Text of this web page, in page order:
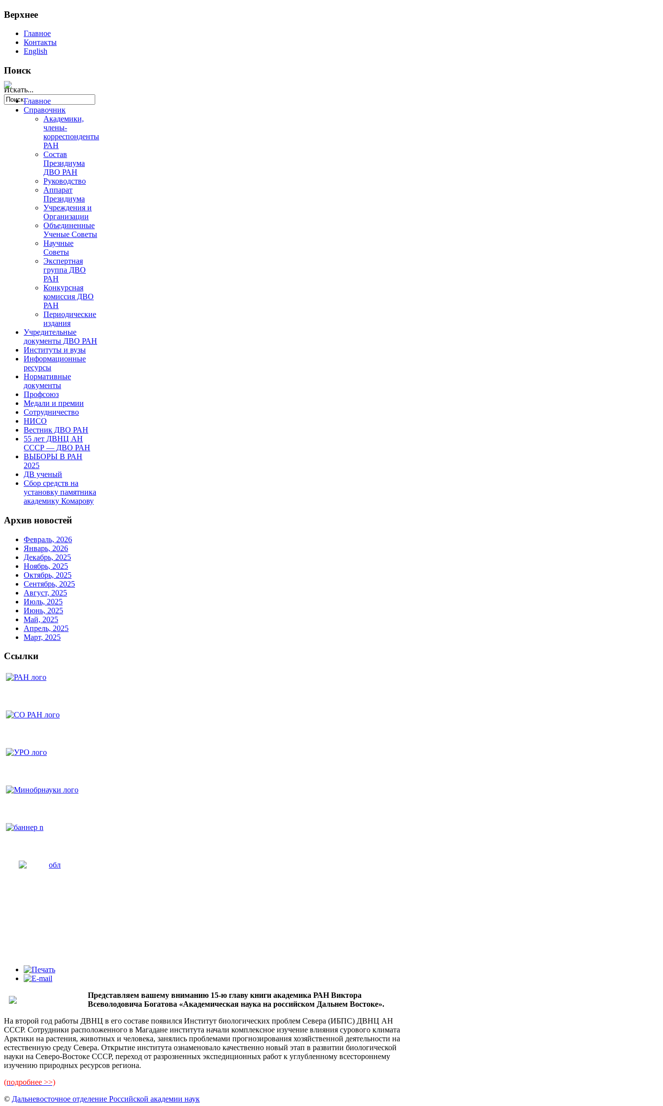
Верхнее
Главное
Контакты
English
Поиск
Искать...
Главное
Справочник
Академики,
члены-
корреспонденты
РАН
Состав
Президиума
ДВО РАН
Руководство
Аппарат
Президиума
Учреждения и
Организации
Объединенные
Ученые Советы
Научные
Советы
Экспертная
группа ДВО
РАН
Конкурсная
комиссия ДВО
РАН
Периодические
издания
Учредительные
документы ДВО РАН
Институты и вузы
Информационные
ресурсы
Нормативные
документы
Профсоюз
Медали и премии
Сотрудничество
НИСО
Вестник ДВО РАН
55 лет ДВНЦ АН
СССР — ДВО РАН
ВЫБОРЫ В РАН
2025
ДВ ученый
Сбор средств на
установку памятника
академику Комарову
Архив новостей
Февраль, 2026
Январь, 2026
Декабрь, 2025
Ноябрь, 2025
Октябрь, 2025
Сентябрь, 2025
Август, 2025
Июль, 2025
Июнь, 2025
Май, 2025
Апрель, 2025
Март, 2025
Ссылки
Представляем вашему вниманию 15-ю главу книги академика РАН Виктора
Всеволодовича Богатова «Академическая наука на российском Дальнем Востоке».
На второй год работы ДВНЦ в его составе появился Институт биологических проблем Севера (ИБПС) ДВНЦ АН
СССР. Сотрудники расположенного в Магадане института начали комплексное изучение влияния сурового климата
Арктики на растения, животных и человека, занялись проблемами прогнозирования хозяйственной деятельности на
естественную среду Севера. Открытие института ознаменовало качественно новый этап в развитии биологической
науки на Северо-Востоке СССР, переход от разрозненных экспедиционных работ к углубленному всестороннему
изучению природных ресурсов региона.
(подробнее >>)
© Дальневосточное отделение Российской академии наук